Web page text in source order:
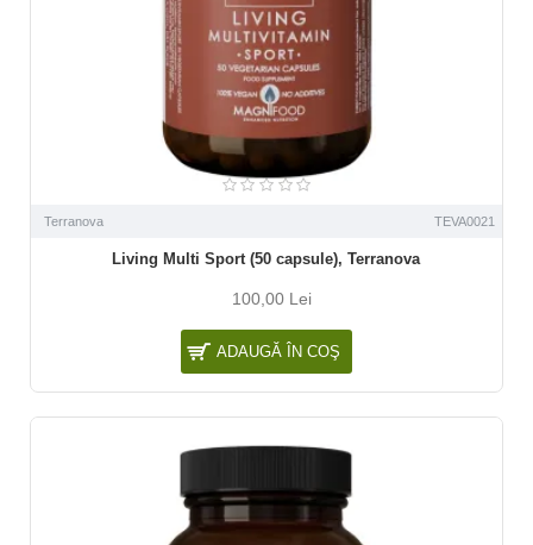
Terranova TEVA0021
Living Multi Sport (50 capsule), Terranova
100,00 Lei
ADAUGĂ ÎN COŞ